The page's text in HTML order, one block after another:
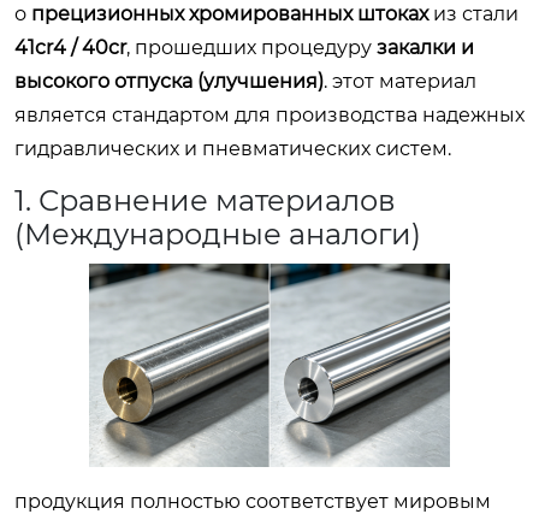
о прецизионных хромированных штокахиз стали
41cr4 / 40cr, прошедших процедуру закалки и
высокого отпуска (улучшения). этот материал
является стандартом для производства надежных
гидравлических и пневматических систем.
1. Сравнение материалов
(Международные аналоги)
продукция полностью соответствует мировым